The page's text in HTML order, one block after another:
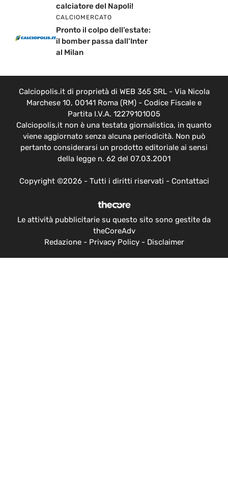
calciatore del Napoli!
CALCIOMERCATO
Pronto il colpo dell’estate:
il bomber passa dall’Inter
al Milan
Calciopolis.it di proprietà di WEB 365 SRL - Via Nicola
Marchese 10, 00141 Roma (RM) - Codice Fiscale e
Partita I.V.A. 12279101005
Calciopolis.it non è una testata giornalistica, in quanto
viene aggiornato senza alcuna periodicità. Non può
pertanto considerarsi un prodotto editoriale ai sensi
della legge n. 62 del 07.03.2001
Copyright ©2026 - Tutti i diritti riservati - Contattaci
Le attività pubblicitarie su questo sito sono gestite da
theCoreAdv
Redazione- Privacy Policy- Disclaimer